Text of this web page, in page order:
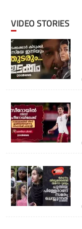
VIDEO STORIES